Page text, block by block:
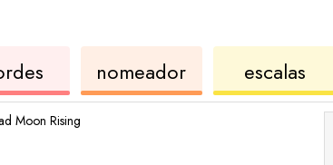
ukulelenomeador
de
acordesescalas
de
Moon Rising